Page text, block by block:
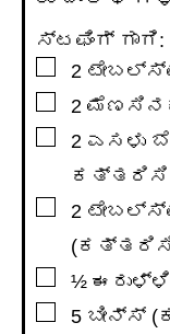
ಸ್ಟಫಿಂಗ್ ಗಾಗಿ:
▢2
▢2
▢2 ಎಸಳು
▢2
▢½
▢5 ಬೀನ್ಸ್